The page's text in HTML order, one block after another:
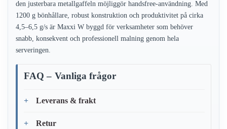
den justerbara metallgaffeln möjliggör handsfree-användning. Med
1200 g bönhållare, robust konstruktion och produktivitet på cirka
4,5–6,5 g/s är Maxxi W byggd för verksamheter som behöver
snabb, konsekvent och professionell malning genom hela
serveringen.
FAQ – Vanliga frågor
Leverans & frakt
Retur